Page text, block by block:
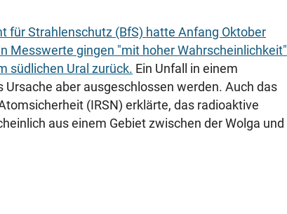
für Strahlenschutz (BfS) hatte Anfang Oktober
Messwerte gingen "mit hoher Wahrscheinlichkeit"
südlichen Ural zurück. Ein Unfall in einem
aber ausgeschlossen werden. Auch das
(IRSN) erklärte, das radioaktive
aus einem Gebiet zwischen der Wolga und